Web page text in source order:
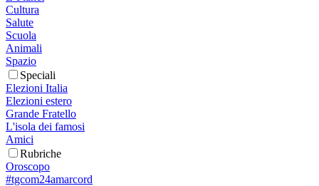
Cultura
Salute
Scuola
Animali
Spazio
Speciali
Elezioni Italia
Elezioni estero
Grande Fratello
L'isola dei famosi
Amici
Rubriche
Oroscopo
#tgcom24amarcord